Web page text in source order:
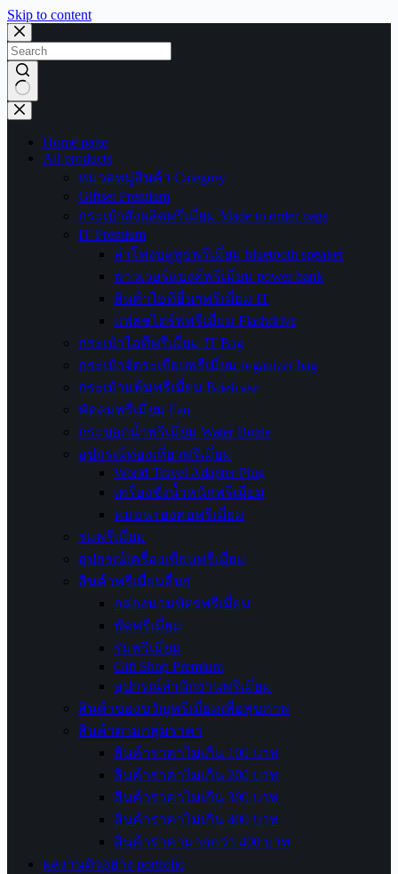
Skip to content
No
results
Home page
All products
หมวดหมู่สินค้า Category
Giftset Premium
กระเป๋าสั่งผลิตพรีเมี่ยม Made to order bags
IT Premium
ลำโพงบลูทูธพรีเมี่ยม bluetooth speaker
พาวเวอร์แบงค์พรีเมี่ยม power bank
สินค้าไอทีอื่นๆพรีเมี่ยม IT
แฟลชไดร์ฟพรีเมี่ยม Flashdrive
กระเป๋าไอทีพรีเมี่ยม IT Bag
กระเป๋าจัดระเบียบพรีเมี่ยม organizer bag
กระเป๋าแฟ้มพรีเมี่ยม Briefcase
พัดลมพรีเมี่ยม Fan
กระบอกน้ำพรีเมี่ยม Water Bottle
อุปกรณ์ท่องเที่ยวพรีเมี่ยม
World Travel Adapter Plug
เครื่องชั่งน้ำหนักพรีเมี่ยม
หมอนรองคอพรีเมี่ยม
ร่มพรีเมี่ยม
อุปกรณ์เครื่องเขียนพรีเมี่ยม
สินค้าพรีเมี่ยมอื่นๆ
กล่องนามบัตรพรีเมี่ยม
พัดพรีเมี่ยม
ร่มพรีเมี่ยม
Gift Shop Premium
อุปกรณ์สำนักงานพรีเมี่ยม
สินค้าของขวัญพรีเมี่ยมเพื่อสุขภาพ
สินค้าตามกลุ่มราคา
สินค้าราคาไม่เกิน 100 บาท
สินค้าราคาไม่เกิน 200 บาท
สินค้าราคาไม่เกิน 300 บาท
สินค้าราคาไม่เกิน 400 บาท
สินค้าราคามากกว่า 400 บาท
ผลงานตัวอย่าง portfolio